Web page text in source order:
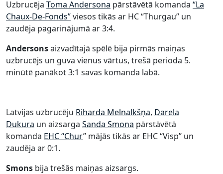
Uzbrucēja Toma Andersona pārstāvētā komanda “La
Chaux-De-Fonds”viesos tikās ar HC “Thurgau” un
zaudēja pagarinājumā ar 3:4.
Andersonsaizvadītajā spēlē bija pirmās maiņas
uzbrucējs un guva vienus vārtus, trešā perioda 5.
minūtē panākot 3:1 savas komanda labā.
Latvijas uzbrucēju Riharda Melnalkšņa, Darela
Dukura un aizsarga Sanda Smona pārstāvētā
komanda EHC “Chur” mājās tikās ar EHC “Visp” un
zaudēja ar 0:1.
Smons bija trešās maiņas aizsargs.